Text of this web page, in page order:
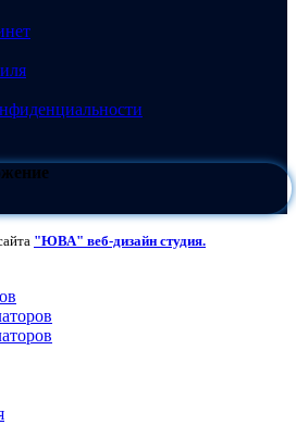
"ЮВА" веб-дизайн студия.